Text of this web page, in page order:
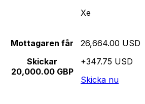
Xe
Mottagaren får
Skickar
20,000.00 GBP
26,664.00 USD
+347.75 USD
Skicka nu